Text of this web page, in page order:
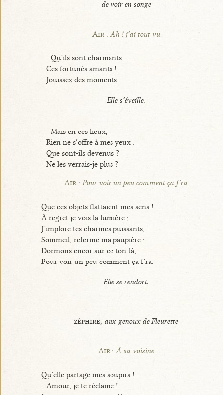
de voir en songe
Air : Ah ! j’ai tout vu
Qu’ils sont charmants
Ces fortunés amants !
Jouissez des moments...
Elle s’éveille.
Mais en ces lieux,
Rien ne s’offre à mes yeux :
Que sont-ils devenus ?
Ne les verrais-je plus ?
Air :Pour voir un peu comment ça f’ra
Que ces objets flattaient mes sens !
À regret je vois la lumière ;
J’implore tes charmes puissants,
Sommeil, referme ma paupière :
Dormons encor sur ce ton-là,
Pour voir un peu comment ça f’ra.
Elle se rendort.
zéphire, aux genoux de Fleurette
Air : À sa voisine
Qu’elle partage mes soupirs !
Amour, je te réclame !